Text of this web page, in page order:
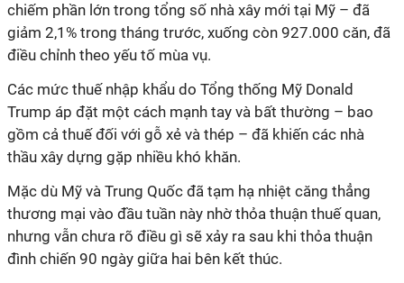
chiếm phần lớn trong tổng số nhà xây mới tại Mỹ – đã
giảm 2,1% trong tháng trước, xuống còn 927.000 căn, đã
điều chỉnh theo yếu tố mùa vụ.
Các mức thuế nhập khẩu do Tổng thống Mỹ Donald
Trump áp đặt một cách mạnh tay và bất thường – bao
gồm cả thuế đối với gỗ xẻ và thép – đã khiến các nhà
thầu xây dựng gặp nhiều khó khăn.
Mặc dù Mỹ và Trung Quốc đã tạm hạ nhiệt căng thẳng
thương mại vào đầu tuần này nhờ thỏa thuận thuế quan,
nhưng vẫn chưa rõ điều gì sẽ xảy ra sau khi thỏa thuận
đình chiến 90 ngày giữa hai bên kết thúc.